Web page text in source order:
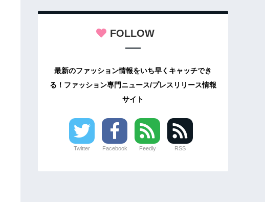
FOLLOW
最新のファッション情報をいち早くキャッチでき
る！ファッション専門ニュース/プレスリリース情報
サイト
Twitter Facebook Feedly RSS